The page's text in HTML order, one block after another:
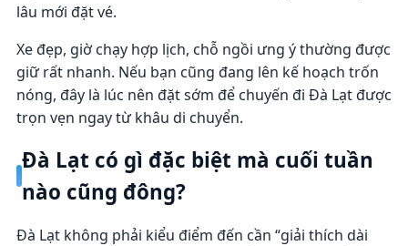
lâu mới đặt vé.
Xe đẹp, giờ chạy hợp lịch, chỗ ngồi ưng ý thường được
giữ rất nhanh. Nếu bạn cũng đang lên kế hoạch trốn
nóng, đây là lúc nên đặt sớm để chuyến đi Đà Lạt được
trọn vẹn ngay từ khâu di chuyển.
Đà Lạt có gì đặc biệt mà cuối tuần
nào cũng đông?
Đà Lạt không phải kiểu điểm đến cần “giải thích dài